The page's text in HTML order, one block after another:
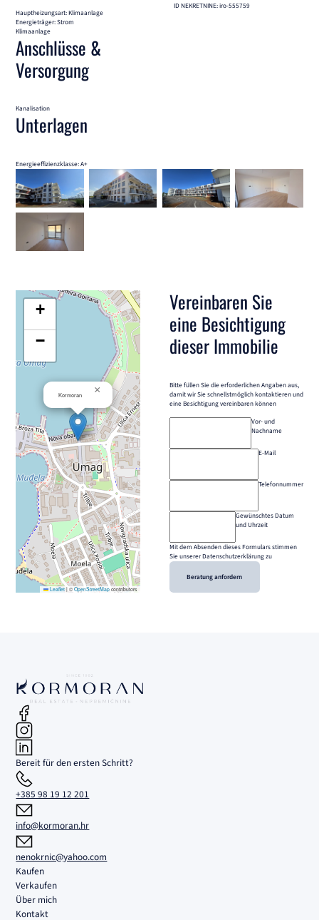
Hauptheizungsart: Klimaanlage
Energieträger: Strom
Klimaanlage
Anschlüsse &
Versorgung
Kanalisation
Unterlagen
Energieeffizienzklasse: A+
ID NEKRETNINE: iro-555759
Kormoran ×
+
−
Leaflet |© OpenStreetMapcontributors
Vereinbaren Sie
eine Besichtigung
dieser Immobilie
Bitte füllen Sie die erforderlichen Angaben aus,
damit wir Sie schnellstmöglich kontaktieren und
eine Besichtigung vereinbaren können
Vor- und
Nachname
E-Mail
Telefonnummer
Gewünschtes Datum
und Uhrzeit
Mit dem Absenden dieses Formulars stimmen
Sie unserer Datenschutzerklärung zu
Beratung anfordern
Bereit für den ersten Schritt?
+385 98 19 12 201
info@kormoran.hr
nenokrnic@yahoo.com
Kaufen
Verkaufen
Über mich
Kontakt